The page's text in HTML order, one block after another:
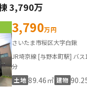
3,790万
3,790万円
さいたま市桜区大字白鍬
JR埼京線 [与野本町駅] バ
分
土地 89.46㎡ 建物